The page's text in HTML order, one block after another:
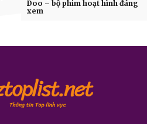
Doo – bộ phim hoạt hình đáng
xem